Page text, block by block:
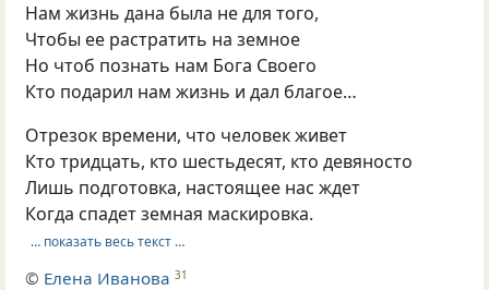
Нам жизнь дана была не для того,
Чтобы ее растратить на земное
Но чтоб познать нам Бога Своего
Кто подарил нам жизнь и дал благое…
Отрезок времени, что человек живет
Кто тридцать, кто шестьдесят, кто девяносто
Лишь подготовка, настоящее нас ждет
Когда спадет земная маскировка.
… показать весь текст …
© Елена Иванова 31